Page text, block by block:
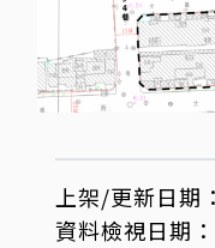
上架/更新日期：
資料檢視日期：